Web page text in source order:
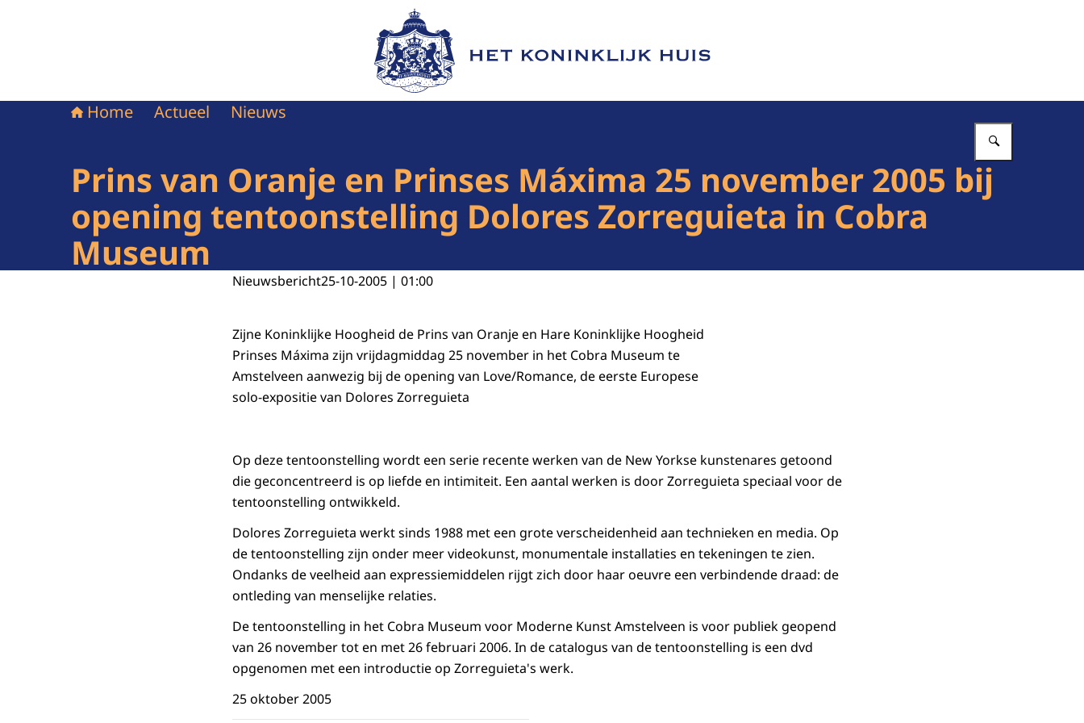
Naar de homepage van Het Koninklijk Huis
Home Actueel Nieuws
Prins van Oranje en Prinses Máxima 25 november 2005 bij
opening tentoonstelling Dolores Zorreguieta in Cobra
Museum
Nieuwsbericht25-10-2005 | 01:00
Zijne Koninklijke Hoogheid de Prins van Oranje en Hare Koninklijke Hoogheid
Prinses Máxima zijn vrijdagmiddag 25 november in het Cobra Museum te
Amstelveen aanwezig bij de opening van Love/Romance, de eerste Europese
solo-expositie van Dolores Zorreguieta
Op deze tentoonstelling wordt een serie recente werken van de New Yorkse kunstenares getoond
die geconcentreerd is op liefde en intimiteit. Een aantal werken is door Zorreguieta speciaal voor de
tentoonstelling ontwikkeld.
Dolores Zorreguieta werkt sinds 1988 met een grote verscheidenheid aan technieken en media. Op
de tentoonstelling zijn onder meer videokunst, monumentale installaties en tekeningen te zien.
Ondanks de veelheid aan expressiemiddelen rijgt zich door haar oeuvre een verbindende draad: de
ontleding van menselijke relaties.
De tentoonstelling in het Cobra Museum voor Moderne Kunst Amstelveen is voor publiek geopend
van 26 november tot en met 26 februari 2006. In de catalogus van de tentoonstelling is een dvd
opgenomen met een introductie op Zorreguieta's werk.
25 oktober 2005